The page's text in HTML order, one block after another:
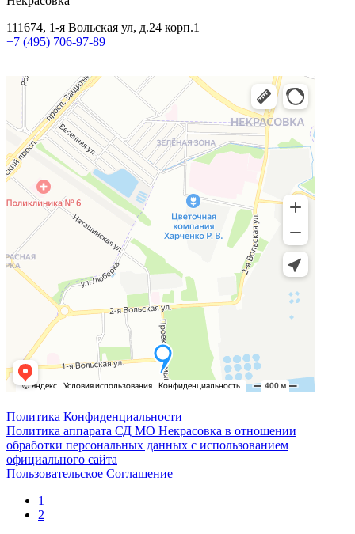
111674, 1-я Вольская ул, д.24 корп.1
+7 (495) 706-97-89
Политика Конфиденциальности
Политика аппарата СД МО Некрасовка в отношении
обработки персональных данных с использованием
официального сайта
Пользовательское Соглашение
1
2